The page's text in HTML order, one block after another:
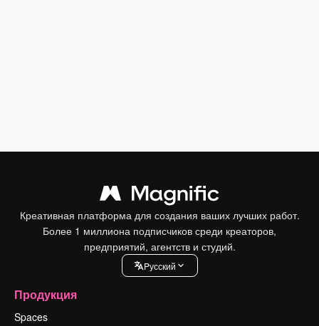
Креативная платформа для создания ваших лучших работ.
Более 1 миллиона подписчиков среди креаторов,
предприятий, агентств и студий.
Pусский
Продукция
Spaces